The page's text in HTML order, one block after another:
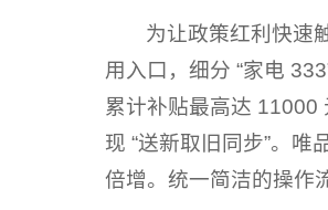
为让政策红利快速
用入口，细分 “家电
累计补贴最高达 11000
现 “送新取旧同步”。
倍增。统一简洁的操作